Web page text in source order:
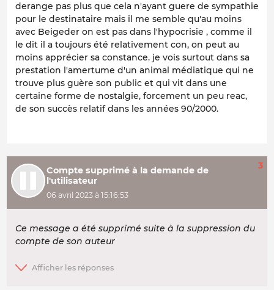
derange pas plus que cela n'ayant guere de sympathie
pour le destinataire mais il me semble qu'au moins
avec Beigeder on est pas dans l'hypocrisie , comme il
le dit il a toujours été relativement con, on peut au
moins apprécier sa constance. je vois surtout dans sa
prestation l'amertume d'un animal médiatique qui ne
trouve plus guère son public et qui vit dans une
certaine forme de nostalgie, forcement un peu reac,
de son succès relatif dans les années 90/2000.
Compte supprimé à la demande de
l'utilisateur
06 avril 2023 à 15:16:53
3
Ce message a été supprimé suite à la suppression du
compte de son auteur